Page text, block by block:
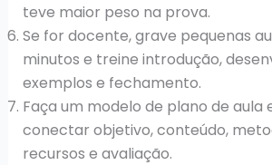
teve maior peso na prova.
Se for docente, grave pequenas
minutos e treine introdução,
exemplos e fechamento.
Faça um modelo de plano de aula
conectar objetivo, conteúdo,
recursos e avaliação.